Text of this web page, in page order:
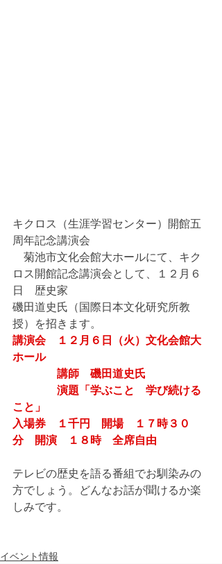
キクロス（生涯学習センター）開館五
周年記念講演会
菊池市文化会館大ホールにて、キク
ロス開館記念講演会として、１２月６
日　歴史家
磯田道史氏（国際日本文化研究所教
授）を招きます。
講演会　１２月６日（火）文化会館大
ホール
講師　磯田道史氏
演題「学ぶこと　学び続ける
こと」
入場券　１千円　開場　１７時３０
分　開演　１８時　全席自由
テレビの歴史を語る番組でお馴染みの
方でしょう。どんなお話が聞けるか楽
しみです。
イベント情報